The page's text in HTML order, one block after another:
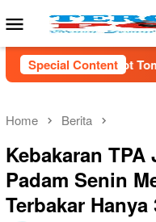
to
Mobile
Menu
Special Content
Dorong Sinergi
Home Berita
‎Kebakaran
Padam Senin
Terbakar Hanya